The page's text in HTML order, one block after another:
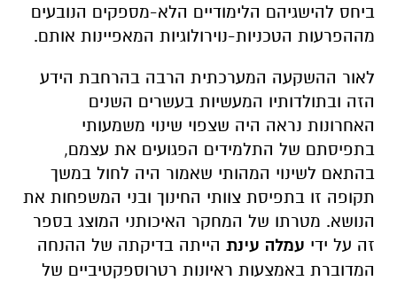
ביחס להישגיהם הלימודיים הלא-מספקים הנובעים
מההפרעות הטכניות-נוירולוגיות המאפיינות אותם.
לאור ההשקעה המערכתית הרבה בהרחבת הידע
הזה ובתולדותיו המעשיות בעשרים השנים
האחרונות נראה היה שצפוי שינוי משמעותי
בתפיסתם של התלמידים הפגועים את עצמם,
בהתאם לשינוי המהותי שאמור היה לחול במשך
תקופה זו בתפיסת צוותי החינוך ובני המשפחות את
הנושא. מטרתו של המחקר האיכותני המוצג בספר
זה על ידי עמלה עינת הייתה בדיקתה של ההנחה
המדוברת באמצעות ראיונות רטרוספקטיביים של